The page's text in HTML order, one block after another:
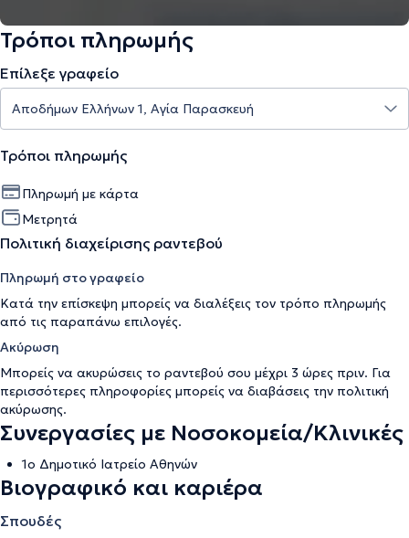
Τρόποι πληρωμής
Επίλεξε γραφείο
Τρόποι πληρωμής
Πληρωμή με κάρτα
Μετρητά
Πολιτική διαχείρισης ραντεβού
Πληρωμή στο γραφείο
Κατά την επίσκεψη μπορείς να διαλέξεις τον τρόπο πληρωμής
από τις παραπάνω επιλογές.
Ακύρωση
Μπορείς να ακυρώσεις το ραντεβού σου μέχρι 3 ώρες πριν. Για
περισσότερες πληροφορίες μπορείς να διαβάσεις την πολιτική
ακύρωσης.
Συνεργασίες με Νοσοκομεία/Κλινικές
1ο Δημοτικό Ιατρείο Αθηνών
Βιογραφικό και καριέρα
Σπουδές